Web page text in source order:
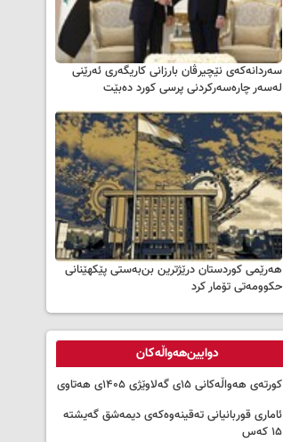
سه‌ردانه‌کەی نێچیرڤان بارزانی كاریگه‌ری ئه‌رێنی
له‌سه‌ر چاره‌سه‌ركردنی پرسی كورد ده‌بێت
هەرێمی کوردستان درێژترین بن‌بەستی پێکهێنانی
حکوومەتی تۆمار کرد
دوایین‌هەواڵەکان
کورتەی هەواڵەکانی ۱۵ی گەلاوێژی ۱۴۰۵ی هەتاوی
ئاماری قوربانیانی تەقینەوەکەی دیمەشق گەیشتە
۱۵ کەس